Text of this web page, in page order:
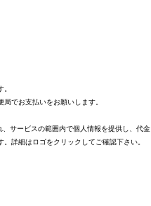
でお支払いをお願いします。
サービスの範囲内で個人情報を提供し、代金
詳細はロゴをクリックしてご確認下さい。